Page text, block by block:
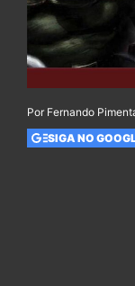
Por Fernando
SIGA NO